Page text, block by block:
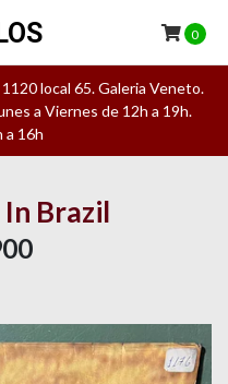
local 65. Galeria Veneto.
a Viernes de 12h a 19h.
a 16h
0
In Brazil